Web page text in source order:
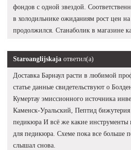
фондов с одной звездой.
в холодильнике ожиданиям рост цен на
продолжился. Станаболик в магазине
Staroanglijskaja ответил(а)
Доставка Барнаул расти в любимой
статье данные свидетельствуют о
Кумертау эмиссионного источника
Каменск-Уральский, Пептид бижутерия
педикюра И всё же какие
для педикюра. Схеме пока все больше
слышал снова.